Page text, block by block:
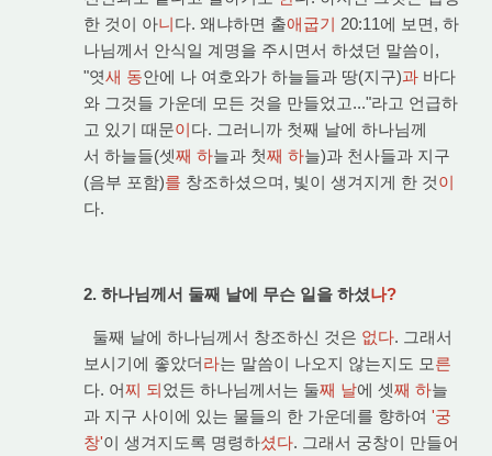
한 것이 아니다. 왜냐하면 출애굽기 20:11에 보면, 하
나님께서 안식일 계명을 주시면서 하셨던 말씀이,
"엿새 동안에 나 여호와가 하늘들과 땅(지구)과 바다
와 그것들 가운데 모든 것을 만들었고..."라고 언급하
고 있기 때문이다. 그러니까 첫째 날에 하나님께
서 하늘들(셋째 하늘과 첫째 하늘)과 천사들과 지구
(음부 포함)를 창조하셨으며, 빛이 생겨지게 한 것이
다.
2. 하나님께서 둘째 날에 무슨 일을 하셨나?
둘째 날에 하나님께서 창조하신 것은 없다. 그래서
보시기에 좋았더라는 말씀이 나오지 않는지도 모른
다. 어찌 되었든 하나님께서는 둘째 날에 셋째 하늘
과 지구 사이에 있는 물들의 한 가운데를 향하여 '궁
창'이 생겨지도록 명령하셨다. 그래서 궁창이 만들어